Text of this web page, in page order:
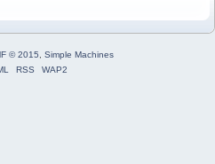
© 2015
Simple Machines
RSS WAP2